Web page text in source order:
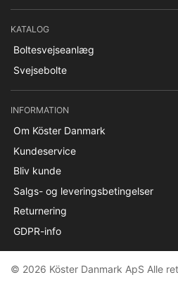
KATALOG
Boltesvejseanlæg
Svejsebolte
INFORMATION
Om Köster Danmark
Kundeservice
Bliv kunde
Salgs- og leveringsbetingelser
Returnering
GDPR-info
© 2026 Köster Danmark ApS Alle